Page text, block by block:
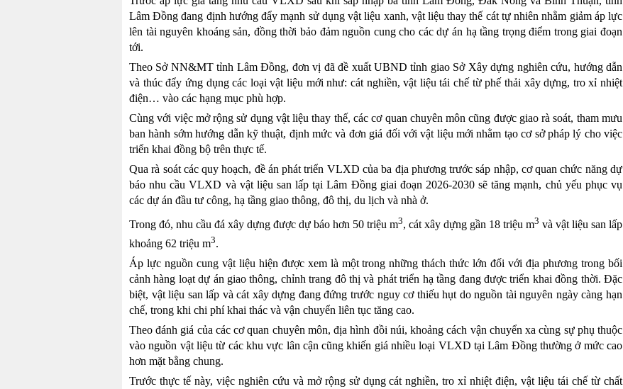
Lâm Đồng đang định hướng đẩy mạnh sử dụng vật liệu xanh, vật liệu thay thế cát tự nhiên nhằm giảm áp lực
lên tài nguyên khoáng sản, đồng thời bảo đảm nguồn cung cho các dự án hạ tầng trọng điểm trong giai đoạn
tới.
Theo Sở NN&MT tỉnh Lâm Đồng, đơn vị đã đề xuất UBND tỉnh giao Sở Xây dựng nghiên cứu, hướng dẫn
và thúc đẩy ứng dụng các loại vật liệu mới như: cát nghiền, vật liệu tái chế từ phế thải xây dựng, tro xỉ nhiệt
điện… vào các hạng mục phù hợp.
Cùng với việc mở rộng sử dụng vật liệu thay thế, các cơ quan chuyên môn cũng được giao rà soát, tham mưu
ban hành sớm hướng dẫn kỹ thuật, định mức và đơn giá đối với vật liệu mới nhằm tạo cơ sở pháp lý cho việc
triển khai đồng bộ trên thực tế.
Qua rà soát các quy hoạch, đề án phát triển VLXD của ba địa phương trước sáp nhập, cơ quan chức năng dự
báo nhu cầu VLXD và vật liệu san lấp tại Lâm Đồng giai đoạn 2026-2030 sẽ tăng mạnh, chủ yếu phục vụ
các dự án đầu tư công, hạ tầng giao thông, đô thị, du lịch và nhà ở.
Trong đó, nhu cầu đá xây dựng được dự báo hơn 50 triệu m3, cát xây dựng gần 18 triệu m3 và vật liệu san lấp
khoảng 62 triệu m3.
Áp lực nguồn cung vật liệu hiện được xem là một trong những thách thức lớn đối với địa phương trong bối
cảnh hàng loạt dự án giao thông, chỉnh trang đô thị và phát triển hạ tầng đang được triển khai đồng thời. Đặc
biệt, vật liệu san lấp và cát xây dựng đang đứng trước nguy cơ thiếu hụt do nguồn tài nguyên ngày càng hạn
chế, trong khi chi phí khai thác và vận chuyển liên tục tăng cao.
Theo đánh giá của các cơ quan chuyên môn, địa hình đồi núi, khoảng cách vận chuyển xa cùng sự phụ thuộc
vào nguồn vật liệu từ các khu vực lân cận cũng khiến giá nhiều loại VLXD tại Lâm Đồng thường ở mức cao
hơn mặt bằng chung.
Trước thực tế này, việc nghiên cứu và mở rộng sử dụng cát nghiền, tro xỉ nhiệt điện, vật liệu tái chế từ chất